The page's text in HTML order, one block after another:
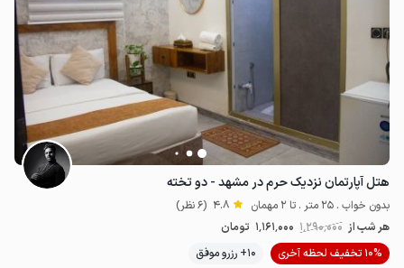
هتل آپارتمان نزدیک حرم در مشهد - دو تخته
بدون خواب . 25 متر . تا 2 مهمان 4.8 (6 نظر)
هر شب از 1٬290٬000 1٬161٬000 تومان
10% تخفیف لحظه آخری
10+ رزرو موفق